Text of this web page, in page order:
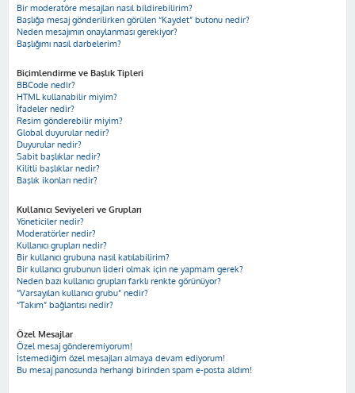
Bir moderatöre mesajları nasıl bildirebilirim?
Başlığa mesaj gönderilirken görülen “Kaydet” butonu nedir?
Neden mesajımın onaylanması gerekiyor?
Başlığımı nasıl darbelerim?
Biçimlendirme ve Başlık Tipleri
BBCode nedir?
HTML kullanabilir miyim?
İfadeler nedir?
Resim gönderebilir miyim?
Global duyurular nedir?
Duyurular nedir?
Sabit başlıklar nedir?
Kilitli başlıklar nedir?
Başlık ikonları nedir?
Kullanıcı Seviyeleri ve Grupları
Yöneticiler nedir?
Moderatörler nedir?
Kullanıcı grupları nedir?
Bir kullanıcı grubuna nasıl katılabilirim?
Bir kullanıcı grubunun lideri olmak için ne yapmam gerek?
Neden bazı kullanıcı grupları farklı renkte görünüyor?
“Varsayılan kullanıcı grubu” nedir?
“Takım” bağlantısı nedir?
Özel Mesajlar
Özel mesaj gönderemiyorum!
İstemediğim özel mesajları almaya devam ediyorum!
Bu mesaj panosunda herhangi birinden spam e-posta aldım!